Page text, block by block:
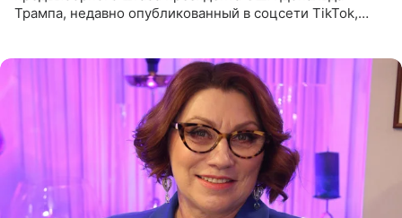
Трампа, недавно опубликованный в соцсети TikTok,